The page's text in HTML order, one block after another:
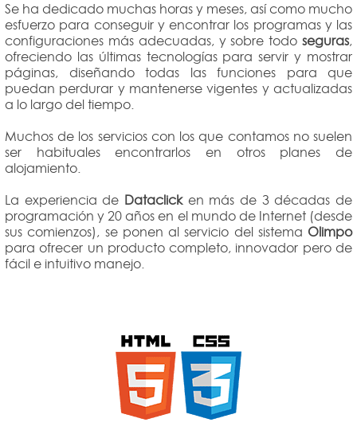
Se ha dedicado muchas horas y meses, así como mucho
esfuerzo para conseguir y encontrar los programas y las
configuraciones más adecuadas, y sobre todo seguras,
ofreciendo las últimas tecnologías para servir y mostrar
páginas, diseñando todas las funciones para que
puedan perdurar y mantenerse vigentes y actualizadas
a lo largo del tiempo.
Muchos de los servicios con los que contamos no suelen
ser habituales encontrarlos en otros planes de
alojamiento.
La experiencia de Dataclicken más de 3 décadas de
programación y 20 años en el mundo de Internet (desde
sus comienzos), se ponen al servicio del sistema Olimpo
para ofrecer un producto completo, innovador pero de
fácil e intuitivo manejo.